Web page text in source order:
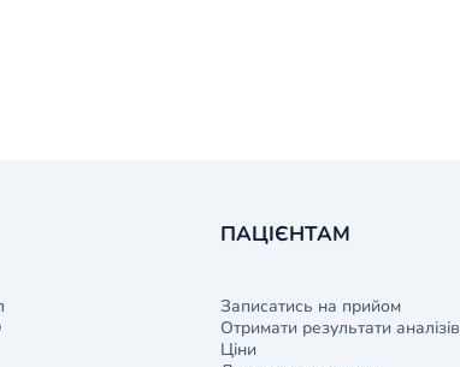
ПАЦІЄНТАМ
Записатись на прийом
Отримати результати аналізів
Ціни